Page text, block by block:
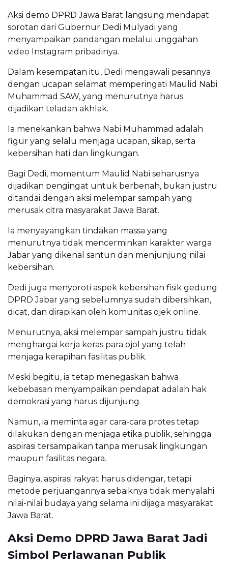
Aksi demo DPRD Jawa Barat langsung mendapat
sorotan dari Gubernur Dedi Mulyadi yang
menyampaikan pandangan melalui unggahan
video Instagram pribadinya.
Dalam kesempatan itu, Dedi mengawali pesannya
dengan ucapan selamat memperingati Maulid Nabi
Muhammad SAW, yang menurutnya harus
dijadikan teladan akhlak.
Ia menekankan bahwa Nabi Muhammad adalah
figur yang selalu menjaga ucapan, sikap, serta
kebersihan hati dan lingkungan.
Bagi Dedi, momentum Maulid Nabi seharusnya
dijadikan pengingat untuk berbenah, bukan justru
ditandai dengan aksi melempar sampah yang
merusak citra masyarakat Jawa Barat.
Ia menyayangkan tindakan massa yang
menurutnya tidak mencerminkan karakter warga
Jabar yang dikenal santun dan menjunjung nilai
kebersihan.
Dedi juga menyoroti aspek kebersihan fisik gedung
DPRD Jabar yang sebelumnya sudah dibersihkan,
dicat, dan dirapikan oleh komunitas ojek online.
Menurutnya, aksi melempar sampah justru tidak
menghargai kerja keras para ojol yang telah
menjaga kerapihan fasilitas publik.
Meski begitu, ia tetap menegaskan bahwa
kebebasan menyampaikan pendapat adalah hak
demokrasi yang harus dijunjung.
Namun, ia meminta agar cara-cara protes tetap
dilakukan dengan menjaga etika publik, sehingga
aspirasi tersampaikan tanpa merusak lingkungan
maupun fasilitas negara.
Baginya, aspirasi rakyat harus didengar, tetapi
metode perjuangannya sebaiknya tidak menyalahi
nilai-nilai budaya yang selama ini dijaga masyarakat
Jawa Barat.
Aksi Demo DPRD Jawa Barat Jadi
Simbol Perlawanan Publik